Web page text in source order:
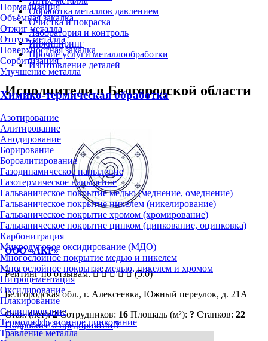
Нормализация
Объёмная закалка
Отжиг металла
Отпуск металла
Поверхностная закалка
Сорбитизация
Улучшение металла
Химико-термическая обработка
Азотирование
Алитирование
Анодирование
Борирование
Бороалитирование
Газодинамическое напыление
Газотермическое напыление
Гальваническое покрытие медью (меднение, омеднение)
Гальваническое покрытие никелем (никелирование)
Гальваническое покрытие хромом (хромирование)
Гальваническое покрытие цинком (цинкование, оцинковка)
Карбонитрация
Микродуговое оксидирование (МДО)
Многослойное покрытие медью и никелем
Многослойное покрытие медью, никелем и хромом
Нитроцементация
Оксидирование
Плакирование
Силицирование
Термодиффузионное цинкование
Травление металла
Обработка металлов давлением
Очистка и покраска
Лаборатория и контроль
Инжиниринг
Прочие услуги металлообработки
Изготовление деталей
Исполнители в Белгородской области
ООО «АКР»
Рейтинг по отзывам:
(5.0)
Белгородская обл., г. Алексеевка, Южный переулок, д. 21А
Стаж (лет):2 Сотрудников: 16 Площадь (м²): ? Станков: 22
Подробнее о предприятии